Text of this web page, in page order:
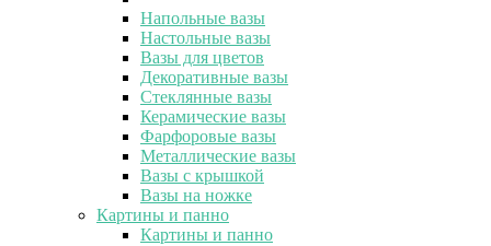
Напольные вазы
Настольные вазы
Вазы для цветов
Декоративные вазы
Стеклянные вазы
Керамические вазы
Фарфоровые вазы
Металлические вазы
Вазы с крышкой
Вазы на ножке
Картины и панно
Картины и панно